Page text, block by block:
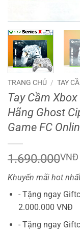
TRANG CHỦ / TAY
Tay Cầm
Hãng Ghost
Game FC
1.690.000VNĐ
Khuyến mãi hot
- Tặng ngay
2.000.000 VNĐ
- Tặng ngay